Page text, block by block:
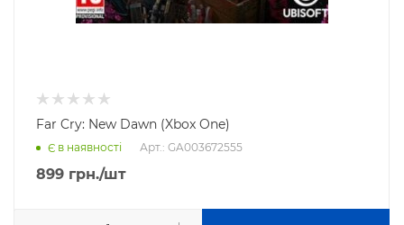
Far Cry: New Dawn (Xbox One)
Є в наявності Арт.: GA003672555
899 грн./шт